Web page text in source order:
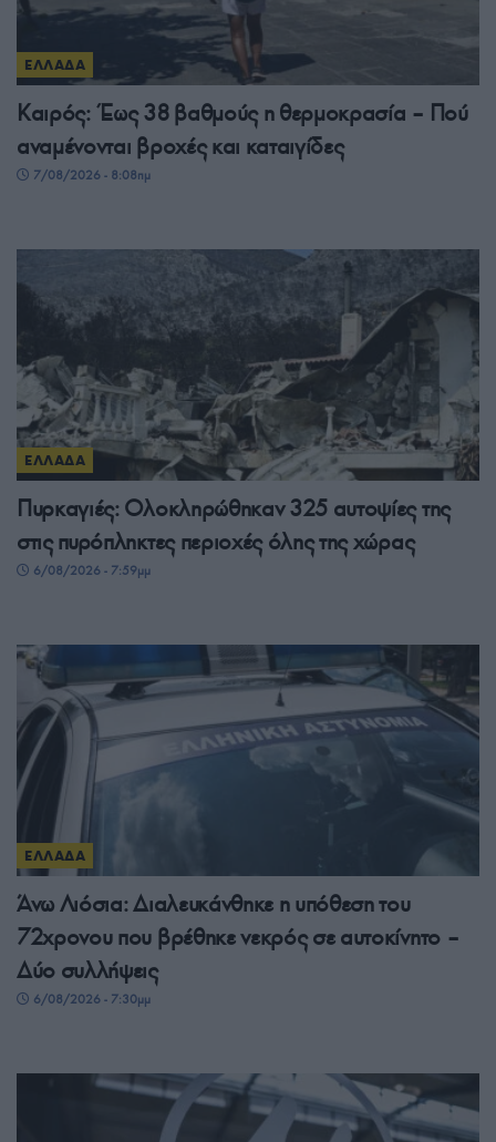
ΕΛΛΑΔΑ
Καιρός: Έως 38 βαθμούς η θερμοκρασία – Πού
αναμένονται βροχές και καταιγίδες
7/08/2026 - 8:08πμ
ΕΛΛΑΔΑ
Πυρκαγιές: Ολοκληρώθηκαν 325 αυτοψίες της
στις πυρόπληκτες περιοχές όλης της χώρας
6/08/2026 - 7:59μμ
ΕΛΛΑΔΑ
Άνω Λιόσια: Διαλευκάνθηκε η υπόθεση του
72χρονου που βρέθηκε νεκρός σε αυτοκίνητο –
Δύο συλλήψεις
6/08/2026 - 7:30μμ